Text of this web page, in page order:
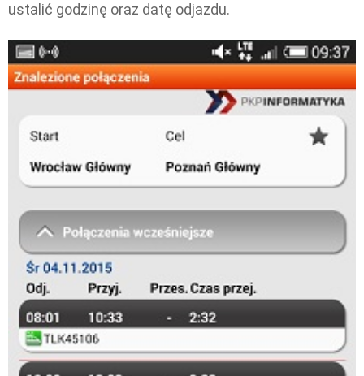
ustalić godzinę oraz datę odjazdu.